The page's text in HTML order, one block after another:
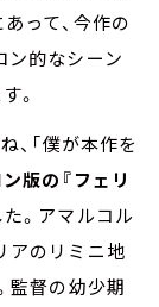
って、今作の
ン的なシーン
。
、「僕が本作を
版の『フェリ
。アマルコル
アのリミニ地
監督の幼少期